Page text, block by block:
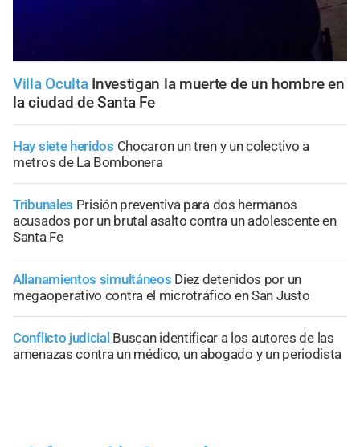
Villa Oculta Investigan la muerte de un hombre en
la ciudad de Santa Fe
Hay siete heridos Chocaron un tren y un colectivo a
metros de La Bombonera
Tribunales Prisión preventiva para dos hermanos
acusados por un brutal asalto contra un adolescente en
Santa Fe
Allanamientos simultáneos Diez detenidos por un
megaoperativo contra el microtráfico en San Justo
Conflicto judicial Buscan identificar a los autores de las
amenazas contra un médico, un abogado y un periodista